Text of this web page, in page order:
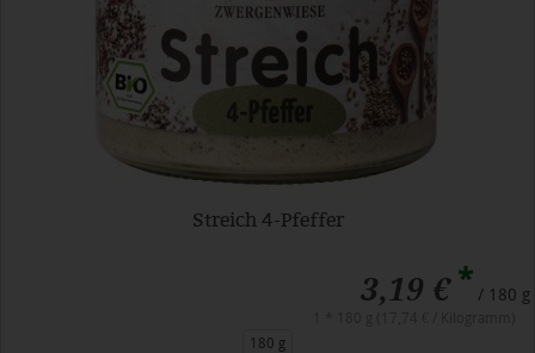
Streich 4-Pfeffer
3,19 €* / 180 g
180 g